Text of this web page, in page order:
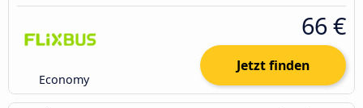
Economy
66 €
Jetzt finden